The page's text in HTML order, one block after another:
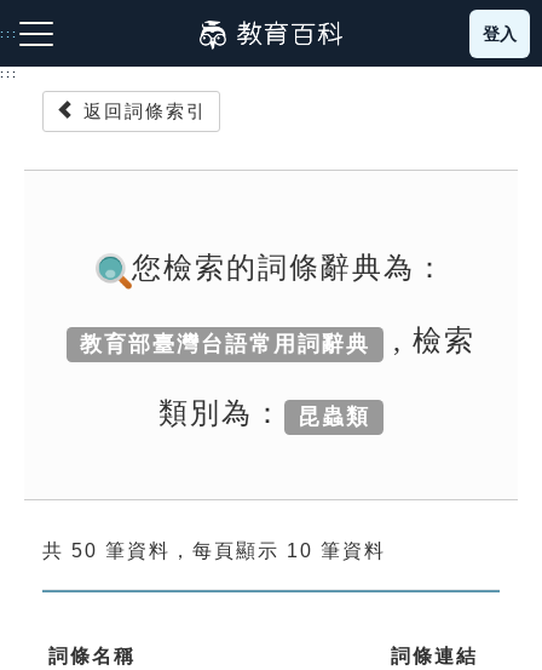
到
主
:::
成語故事
索引選單
單字索引
登入
:::
返回詞條索引
您檢索的詞條辭典為：
教育部臺灣台語常用詞辭典 , 檢索
類別為： 昆蟲類
共 50 筆資料，每頁顯示 10 筆資料
詞條名稱 詞條連結